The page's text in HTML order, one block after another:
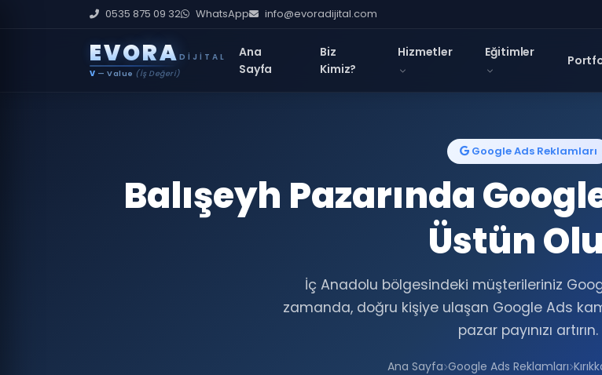
0535 875 09 32 WhatsApp info@evoradijital.com
EVORA DIJITAL
V — Value (İş Değeri)
Ana
Sayfa
Biz
Kimiz?
Hizmetler Eğitimler
Google Ads Reklamları
Balışeyh Pazarında
Üstün
İç Anadolu bölgesindeki müşterileriniz
zamanda, doğru kişiye ulaşan Google Ads
pazar payınızı artırın.
Ana Sayfa Google Ads Reklamları